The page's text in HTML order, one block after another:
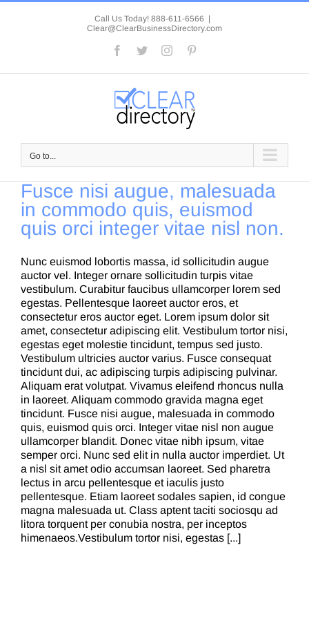
Skip
Call Us Today! 888-611-6566 |
Clear@ClearBusinessDirectory.com
Facebook
TwitterInstagram
Go to...
Fusce nisi augue, malesuada
in commodo quis, euismod
quis orci integer vitae nisl non.
Nunc euismod lobortis massa, id sollicitudin augue
auctor vel. Integer ornare sollicitudin turpis vitae
vestibulum. Curabitur faucibus ullamcorper lorem sed
egestas. Pellentesque laoreet auctor eros, et
consectetur eros auctor eget. Lorem ipsum dolor sit
amet, consectetur adipiscing elit. Vestibulum tortor nisi,
egestas eget molestie tincidunt, tempus sed justo.
Vestibulum ultricies auctor varius. Fusce consequat
tincidunt dui, ac adipiscing turpis adipiscing pulvinar.
Aliquam erat volutpat. Vivamus eleifend rhoncus nulla
in laoreet. Aliquam commodo gravida magna eget
tincidunt. Fusce nisi augue, malesuada in commodo
quis, euismod quis orci. Integer vitae nisl non augue
ullamcorper blandit. Donec vitae nibh ipsum, vitae
semper orci. Nunc sed elit in nulla auctor imperdiet. Ut
a nisl sit amet odio accumsan laoreet. Sed pharetra
lectus in arcu pellentesque et iaculis justo
pellentesque. Etiam laoreet sodales sapien, id congue
magna malesuada ut. Class aptent taciti sociosqu ad
litora torquent per conubia nostra, per inceptos
himenaeos.Vestibulum tortor nisi, egestas [...]